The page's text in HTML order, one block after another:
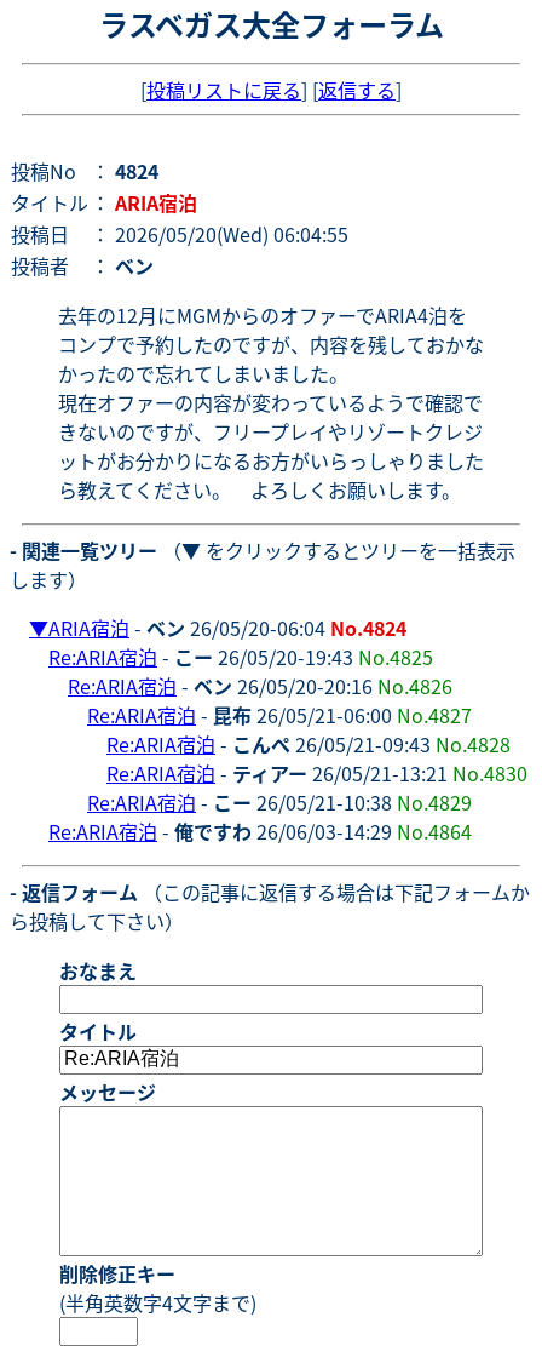
ラスベガス大全フォーラム
[投稿リストに戻る] [返信する]
投稿No ： 4824
タイトル ： ARIA宿泊
投稿日
： 2026/05/20(Wed) 06:04:55
投稿者
： ベン
去年の12月にMGMからのオファーでARIA4泊を
コンプで予約したのですが、内容を残しておかな
かったので忘れてしまいました。
現在オファーの内容が変わっているようで確認で
きないのですが、フリープレイやリゾートクレジ
ットがお分かりになるお方がいらっしゃりました
ら教えてください。 よろしくお願いします。
- 関連一覧ツリー （▼ をクリックするとツリーを一括表示
します）
▼ARIA宿泊 - ベン 26/05/20-06:04 No.4824
Re:ARIA宿泊 - こー 26/05/20-19:43 No.4825
Re:ARIA宿泊 - ベン 26/05/20-20:16 No.4826
Re:ARIA宿泊 - 昆布26/05/21-06:00 No.4827
Re:ARIA宿泊 - こんぺ26/05/21-09:43 No.4828
Re:ARIA宿泊 - ティアー 26/05/21-13:21 No.4830
Re:ARIA宿泊 - こー 26/05/21-10:38 No.4829
Re:ARIA宿泊 - 俺ですわ 26/06/03-14:29 No.4864
- 返信フォーム （この記事に返信する場合は下記フォームか
ら投稿して下さい）
おなまえ
タイトル
メッセージ
削除修正キー
(半角英数字4文字まで)